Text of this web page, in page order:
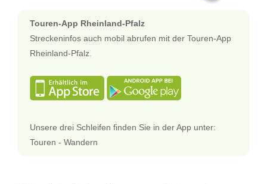
Touren-App Rheinland-Pfalz
Streckeninfos auch mobil abrufen mit der Touren-App
Rheinland-Pfalz.
Unsere drei Schleifen finden Sie in der App unter:
Touren - Wandern